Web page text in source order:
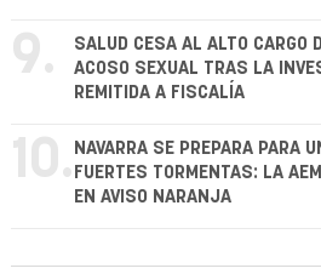
9.
SALUD CESA AL ALTO CARGO
ACOSO SEXUAL TRAS LA
REMITIDA A FISCALÍA
10. NAVARRA SE PREPARA PARA
FUERTES TORMENTAS: LA
EN AVISO NARANJA